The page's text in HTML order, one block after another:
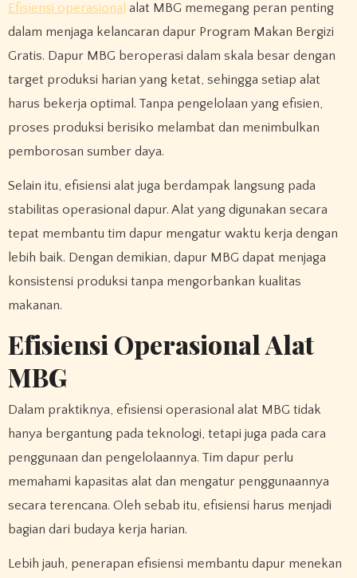
Efisiensi operasional alat MBG memegang peran penting
dalam menjaga kelancaran dapur Program Makan Bergizi
Gratis. Dapur MBG beroperasi dalam skala besar dengan
target produksi harian yang ketat, sehingga setiap alat
harus bekerja optimal. Tanpa pengelolaan yang efisien,
proses produksi berisiko melambat dan menimbulkan
pemborosan sumber daya.
Selain itu, efisiensi alat juga berdampak langsung pada
stabilitas operasional dapur. Alat yang digunakan secara
tepat membantu tim dapur mengatur waktu kerja dengan
lebih baik. Dengan demikian, dapur MBG dapat menjaga
konsistensi produksi tanpa mengorbankan kualitas
makanan.
Efisiensi Operasional Alat
MBG
Dalam praktiknya, efisiensi operasional alat MBG tidak
hanya bergantung pada teknologi, tetapi juga pada cara
penggunaan dan pengelolaannya. Tim dapur perlu
memahami kapasitas alat dan mengatur penggunaannya
secara terencana. Oleh sebab itu, efisiensi harus menjadi
bagian dari budaya kerja harian.
Lebih jauh, penerapan efisiensi membantu dapur menekan